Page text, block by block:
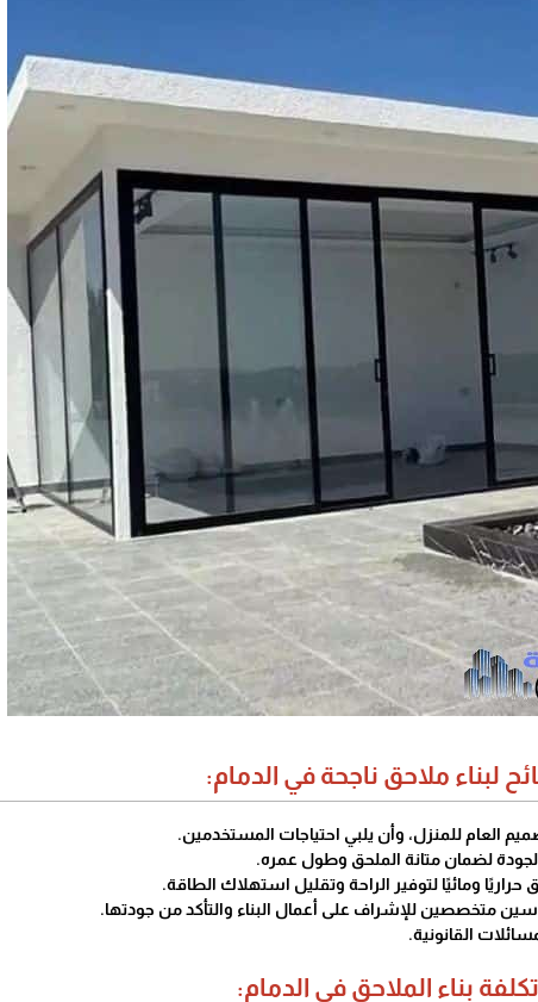
لبناء ملاحق ناجحة في الدمام:
العام للمنزل، وأن يلبي احتياجات المستخدمين.
لضمان متانة الملحق وطول عمره.
حراريًا ومائيًا لتوفير الراحة وتقليل استهلاك الطاقة.
متخصصين للإشراف على أعمال البناء والتأكد من جودتها.
القانونية.
تكلفة بناء الملاحق في الدمام: